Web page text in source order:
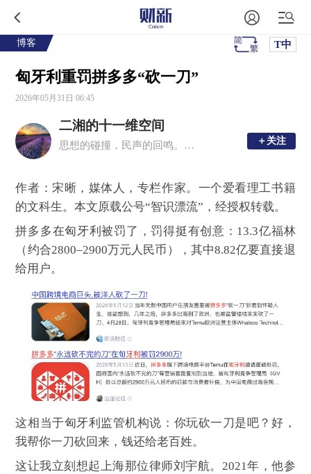
博客 T中
匈牙利重罚拼多多“砍一刀”
2026年05月31日 06:45
二湘的十一维空间
思想的碰撞，民声的回鸣。理性思考，感性文字。 ＋关注
＋关注
作者：宋晰，媒体人，专栏作家。一个爱看理工书籍
的文科生。本文原载公号“智识漂流”，经授权转载。
拼多多在匈牙利被罚了，罚得挺有创意：13.3亿福林
（约合2800–2900万元人民币），其中8.82亿要直接退
给用户。
这相当于匈牙利监管机构说：你玩砍一刀是吧？好，
我帮你一刀砍回来，钱还给老百姓。
这让我立刻想起上海那位律师刘宇航。2021年，他参